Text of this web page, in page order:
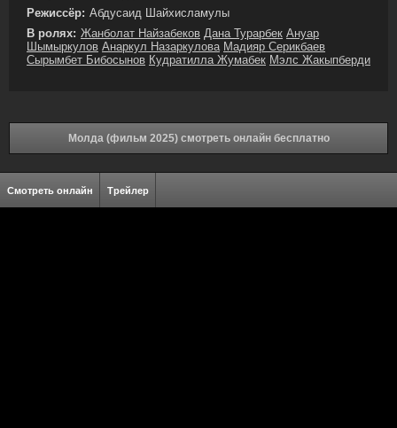
Режиссёр: Абдусаид Шайхисламулы
В ролях: Жанболат Найзабеков Дана Турарбек Ануар
Шымыркулов Анаркул Назаркулова Мадияр Серикбаев
Сырымбет Бибосынов Кудратилла Жумабек Мэлс Жакыпберди
Молда (фильм 2025) смотреть онлайн бесплатно
Смотреть онлайн Трейлер